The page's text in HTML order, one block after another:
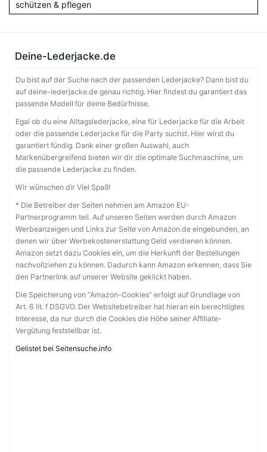
schützen & pflegen
Deine-Lederjacke.de
Du bist auf der Suche nach der passenden Lederjacke? Dann bist du
auf deine-lederjacke.de genau richtig. Hier findest du garantiert das
passende Modell für deine Bedürfnisse.
Egal ob du eine Alltagslederjacke, eine für Lederjacke für die Arbeit
oder die passende Lederjacke für die Party suchst. Hier wirst du
garantiert fündig. Dank einer großen Auswahl, auch
Markenübergreifend bieten wir dir die optimale Suchmaschine, um
die passende Lederjacke zu finden.
Wir wünschen dir Viel Spaß!
* Die Betreiber der Seiten nehmen am Amazon EU-
Partnerprogramm teil. Auf unseren Seiten werden durch Amazon
Werbeanzeigen und Links zur Seite von Amazon.de eingebunden, an
denen wir über Werbekostenerstattung Geld verdienen können.
Amazon setzt dazu Cookies ein, um die Herkunft der Bestellungen
nachvollziehen zu können. Dadurch kann Amazon erkennen, dass Sie
den Partnerlink auf unserer Website geklickt haben.
Die Speicherung von “Amazon-Cookies” erfolgt auf Grundlage von
Art. 6 lit. f DSGVO. Der Websitebetreiber hat hieran ein berechtigtes
Interesse, da nur durch die Cookies die Höhe seiner Affiliate-
Vergütung feststellbar ist.
Gelistet bei Seitensuche.info